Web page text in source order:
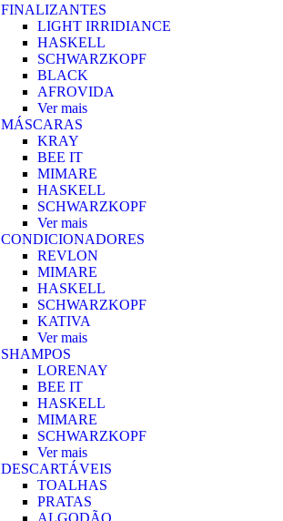
FINALIZANTES
LIGHT IRRIDIANCE
HASKELL
SCHWARZKOPF
BLACK
AFROVIDA
Ver mais
MÁSCARAS
KRAY
BEE IT
MIMARE
HASKELL
SCHWARZKOPF
Ver mais
CONDICIONADORES
REVLON
MIMARE
HASKELL
SCHWARZKOPF
KATIVA
Ver mais
SHAMPOS
LORENAY
BEE IT
HASKELL
MIMARE
SCHWARZKOPF
Ver mais
DESCARTÁVEIS
TOALHAS
PRATAS
ALGODÃO